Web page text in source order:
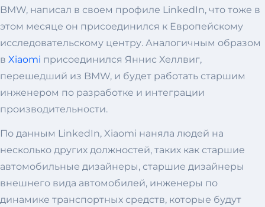
BMW, написал в своем профиле LinkedIn, что тоже в
этом месяце он присоединился к Европейскому
исследовательскому центру. Аналогичным образом
в Xiaomi присоединился Яннис Хеллвиг,
перешедший из BMW, и будет работать старшим
инженером по разработке и интеграции
производительности.
По данным LinkedIn, Xiaomi наняла людей на
несколько других должностей, таких как старшие
автомобильные дизайнеры, старшие дизайнеры
внешнего вида автомобилей, инженеры по
динамике транспортных средств, которые будут